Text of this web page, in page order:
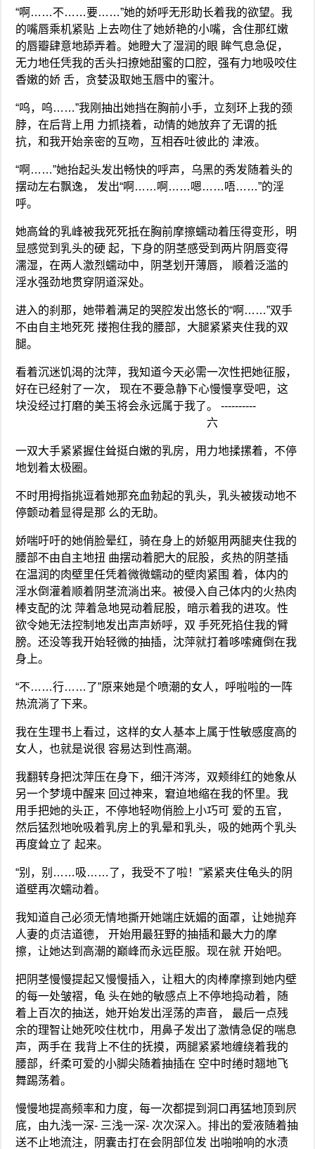
“啊……不……要……”她的娇呼无形助长着我的欲望。我
的嘴唇乘机紧贴 上去吻住了她娇艳的小嘴，含住那红嫩
的唇瓣肆意地舔弄着。她瞪大了湿润的眼 眸气息急促，
无力地任凭我的舌头扫撩她甜蜜的口腔，强有力地吸咬住
香嫩的娇 舌，贪婪汲取她玉唇中的蜜汁。
“呜，呜……”我刚抽出她挡在胸前小手，立刻环上我的颈
脖，在后背上用 力抓挠着，动情的她放弃了无谓的抵
抗，和我开始亲密的互吻，互相吞吐彼此的 津液。
“啊……”她抬起头发出畅快的呼声，乌黑的秀发随着头的
摆动左右飘逸， 发出“啊……啊……嗯……唔……”的淫
呼。
她高耸的乳峰被我死死抵在胸前摩擦蠕动着压得变形，明
显感觉到乳头的硬 起，下身的阴茎感受到两片阴唇变得
濡湿，在两人激烈蠕动中，阴茎划开薄唇， 顺着泛滥的
淫水强劲地贯穿阴道深处。
进入的刹那，她带着满足的哭腔发出悠长的“啊……”双手
不由自主地死死 搂抱住我的腰部，大腿紧紧夹住我的双
腿。
看着沉迷饥渴的沈萍，我知道今天必需一次性把她征服，
好在已经射了一次， 现在不要急静下心慢慢享受吧，这
块没经过打磨的美玉将会永远属于我了。 ----------
六
一双大手紧紧握住耸挺白嫩的乳房，用力地揉摞着，不停
地划着太极圈。
不时用拇指挑逗着她那充血勃起的乳头，乳头被拨动地不
停颤动着显得是那 么的无助。
娇喘吁吁的她俏脸晕红，骑在身上的娇躯用两腿夹住我的
腰部不由自主地扭 曲摆动着肥大的屁股，炙热的阴茎插
在温润的肉壁里任凭着微微蠕动的壁肉紧围 着，体内的
淫水倒灌着顺着阴茎流淌出来。被侵入自己体内的火热肉
棒支配的沈 萍着急地晃动着屁股，暗示着我的进攻。性
欲令她无法控制地发出声声娇呼，双 手死死掐住我的臂
膀。还没等我开始轻微的抽插，沈萍就打着哆嗦瘫倒在我
身上。
“不……行……了”原来她是个喷潮的女人，呼啦啦的一阵
热流淌了下来。
我在生理书上看过，这样的女人基本上属于性敏感度高的
女人，也就是说很 容易达到性高潮。
我翻转身把沈萍压在身下，细汗涔涔，双颊绯红的她象从
另一个梦境中醒来 回过神来，窘迫地缩在我的怀里。我
用手把她的头正，不停地轻吻俏脸上小巧可 爱的五官，
然后猛烈地吮吸着乳房上的乳晕和乳头，吸的她两个乳头
再度耸立了 起来。
“别，别……吸……了，我受不了啦！”紧紧夹住龟头的阴
道壁再次蠕动着。
我知道自己必须无情地撕开她端庄妩媚的面罩，让她抛弃
人妻的贞洁道德， 开始用最狂野的抽插和最大力的摩
擦，让她达到高潮的巅峰而永远臣服。现在就 开始吧。
把阴茎慢慢提起又慢慢插入，让粗大的肉棒摩擦到她内壁
的每一处皱褶，龟 头在她的敏感点上不停地捣动着，随
着上百次的抽送，她开始发出淫荡的声音， 最后一点残
余的理智让她死咬住枕巾，用鼻子发出了激情急促的喘息
声，两手在 我背上不住的抚摸，两腿紧紧地缠绕着我的
腰部，纤柔可爱的小脚尖随着抽插在 空中时绻时翘地飞
舞踢荡着。
慢慢地提高频率和力度，每一次都提到洞口再猛地顶到屄
底，由九浅一深- 三浅一深- 次次深入。排出的爱液随着抽
送不止地流注，阴囊击打在会阴部位发 出啪啪响的水渍